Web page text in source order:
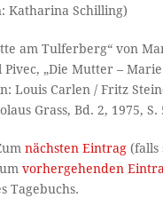
Katharina Schilling)
am Tulferberg“ von
Pivec, „Die Mutter –
Louis Carlen / Fritz
Grass, Bd. 2, 1975, S.
nächsten Eintrag (falls
vorhergehenden
Tagebuchs.